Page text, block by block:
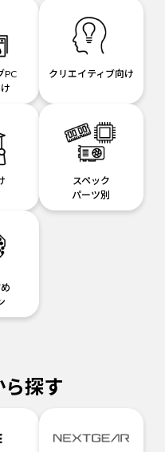
PC
クリエイティブ向け
スペック
パーツ別
ら探す